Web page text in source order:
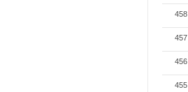
458
457
456
455